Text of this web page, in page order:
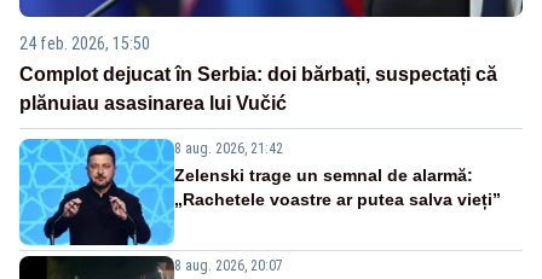
24 feb. 2026, 15:50
Complot dejucat în Serbia: doi bărbați, suspectați că
plănuiau asasinarea lui Vučić
8 aug. 2026, 21:42
Zelenski trage un semnal de alarmă:
„Rachetele voastre ar putea salva vieți”
8 aug. 2026, 20:07